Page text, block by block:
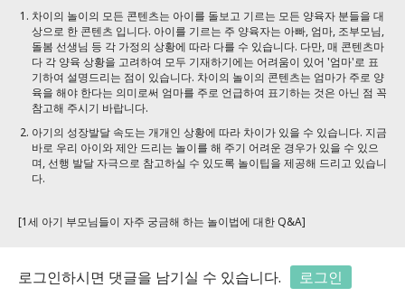
차이의 놀이의 모든 콘텐츠는 아이를 돌보고 기르는 모든 양육자 분들을 대
상으로 한 콘텐츠 입니다. 아이를 기르는 주 양육자는 아빠, 엄마, 조부모님,
돌봄 선생님 등 각 가정의 상황에 따라 다를 수 있습니다. 다만, 매 콘텐츠마
다 각 양육 상황을 고려하여 모두 기재하기에는 어려움이 있어 '엄마'로 표
기하여 설명드리는 점이 있습니다. 차이의 놀이의 콘텐츠는 엄마가 주로 양
육을 해야 한다는 의미로써 엄마를 주로 언급하여 표기하는 것은 아닌 점 꼭
참고해 주시기 바랍니다.
아기의 성장발달 속도는 개개인 상황에 따라 차이가 있을 수 있습니다. 지금
바로 우리 아이와 제안 드리는 놀이를 해 주기 어려운 경우가 있을 수 있으
며, 선행 발달 자극으로 참고하실 수 있도록 놀이팁을 제공해 드리고 있습니
다.
[1세 아기 부모님들이 자주 궁금해 하는 놀이법에 대한 Q&A]
로그인하시면 댓글을 남기실 수 있습니다. 로그인